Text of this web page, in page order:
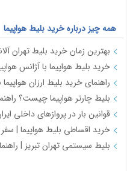
همه چیز درباره خرید بلیط هواپیما
بهترین زمان خرید بلیط تهران
خرید بلیط هواپیما با آژانس هواپیمایی 24 ساعته |